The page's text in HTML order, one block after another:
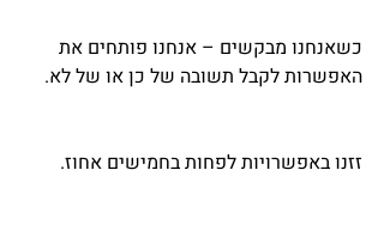
כשאנחנו מבקשים – אנחנו פותחים את
האפשרות לקבל תשובה של כן או של לא.
זזנו באפשרויות לפחות בחמישים אחוז.